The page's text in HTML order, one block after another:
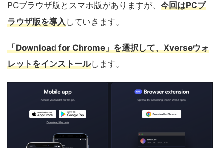
PCブラウザ版とスマホ版がありますが、 今回はPCブ
ラウザ版を導入していきます。
「Download for Chrome」を選択して、Xverseウォ
レットをインストールします。